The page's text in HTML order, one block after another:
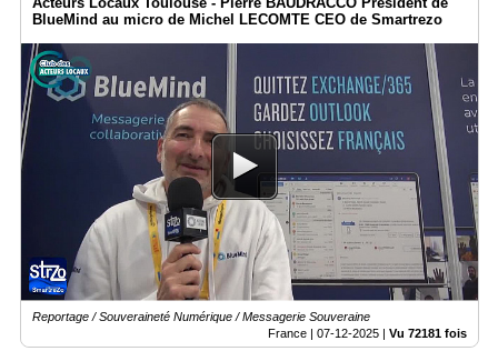
BlueMind au micro de Michel LECOMTE CEO de Smartrezo
Reportage / Souveraineté Numérique / Messagerie Souveraine
France | 07-12-2025 | Vu 72181 fois